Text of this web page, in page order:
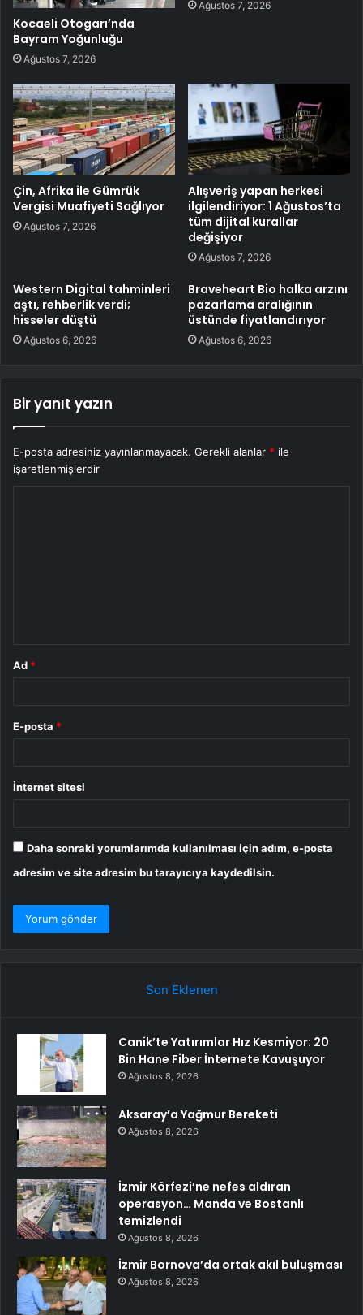
Kocaeli Otogarı’nda
Bayram Yoğunluğu
Ağustos 7, 2026
Ağustos 7, 2026
Çin, Afrika ile Gümrük
Vergisi Muafiyeti Sağlıyor
Ağustos 7, 2026
Alışveriş yapan herkesi
ilgilendiriyor: 1 Ağustos’ta
tüm dijital kurallar
değişiyor
Ağustos 7, 2026
Western Digital tahminleri
aştı, rehberlik verdi;
hisseler düştü
Ağustos 6, 2026
Braveheart Bio halka arzını
pazarlama aralığının
üstünde fiyatlandırıyor
Ağustos 6, 2026
Bir yanıt yazın
E-posta adresiniz yayınlanmayacak. Gerekli alanlar * ile
işaretlenmişlerdir
Ad *
E-posta *
İnternet sitesi
Daha sonraki yorumlarımda kullanılması için adım, e-posta
adresim ve site adresim bu tarayıcıya kaydedilsin.
Son Eklenen
Canik’te Yatırımlar Hız Kesmiyor: 20
Bin Hane Fiber İnternete Kavuşuyor
Ağustos 8, 2026
Aksaray’a Yağmur Bereketi
Ağustos 8, 2026
İzmir Körfezi’ne nefes aldıran
operasyon… Manda ve Bostanlı
temizlendi
Ağustos 8, 2026
İzmir Bornova’da ortak akıl buluşması
Ağustos 8, 2026